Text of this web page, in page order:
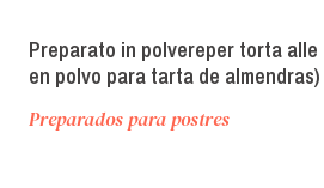
Preparato in polvereper torta alle
en polvo para tarta de almendras)
Preparados para postres